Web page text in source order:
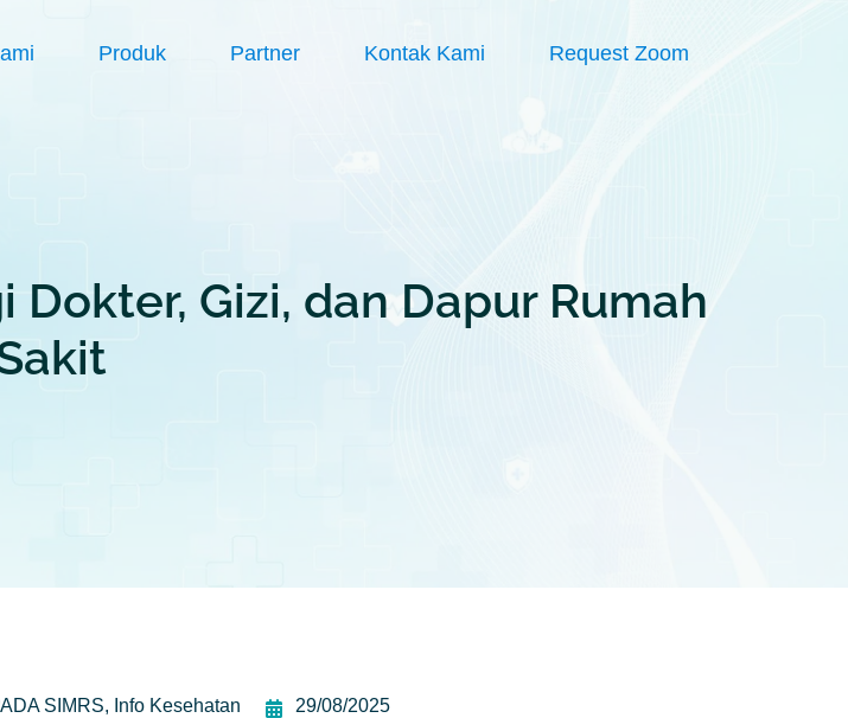
Produk Partner Kontak Kami Request Zoom
Dokter, Gizi, dan Dapur Rumah
SIMRS, Info Kesehatan 29/08/2025